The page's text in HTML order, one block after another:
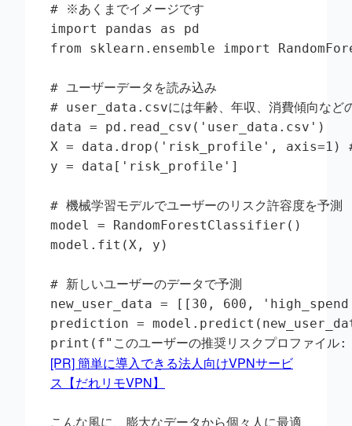
# ※あくまでイメージです
import pandas as pd
from sklearn.ensemble import
# ユーザーデータを読み込み
# user_data.csvには年齢、年収、消費傾向など
data = pd.read_csv('user_data.csv')
X = data.drop('risk_profile', axis=1) # 正解
y = data['risk_profile']
# 機械学習モデルでユーザーのリスク許容度を予測
model = RandomForestClassifier()
model.fit(X, y)
# 新しいユーザーのデータで予測
new_user_data = [[30, 600, 'high_spend']]
prediction =
print(f"このユーザーの推奨リスクプロファ
[PR] 簡単に導入できる法人向けVPNサービ
ス【だれリモVPN】
こんな風に、膨大なデータから個々人に最適